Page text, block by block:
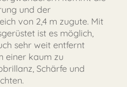
und der
von 2,4 m zugute. Mit
ist es möglich,
sehr weit entfernt
einer kaum zu
Schärfe und